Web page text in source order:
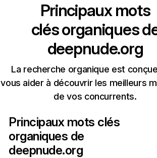
Principaux mots
clés organiques
deepnude.org
La recherche organique est
vous aider à découvrir les meilleurs
de vos concurrents.
Principaux mots clés
organiques de
deepnude.org